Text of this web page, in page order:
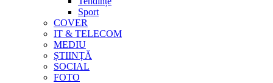
Sport
COVER
IT & TELECOM
MEDIU
ȘTIINȚĂ
SOCIAL
FOTO